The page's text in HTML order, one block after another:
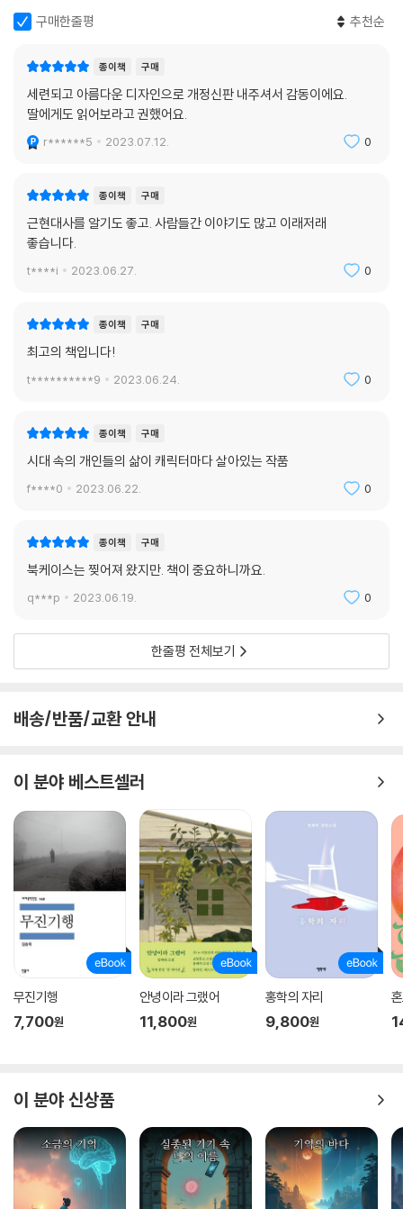
구매한줄평 추천순
종이책 구매
세련되고 아름다운 디자인으로 개정신판 내주셔서 감동이에요.
딸에게도 읽어보라고 권했어요.
r******5 2023.07.12. 0
종이책 구매
근현대사를 알기도 좋고. 사람들간 이야기도 많고 이래저래
좋습니다.
t****i 2023.06.27. 0
종이책 구매
최고의 책입니다!
t**********9 2023.06.24. 0
종이책 구매
시대 속의 개인들의 삶이 캐릭터마다 살아있는 작품
f****0 2023.06.22. 0
종이책 구매
북케이스는 찢어져 왔지만. 책이 중요하니까요.
q***p 2023.06.19. 0
한줄평 전체보기
배송/반품/교환 안내
이 분야 베스트셀러
무진기행
7,700원
안녕이라 그랬어
11,800원
홍학의 자리
9,800원
이 분야 신상품